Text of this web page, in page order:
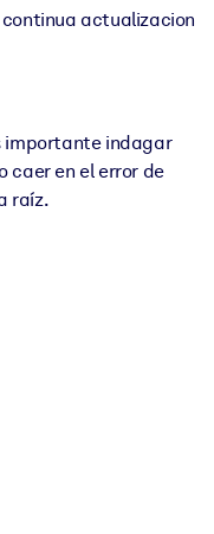
actualizacion
importante indagar
caer en el error de
raíz.